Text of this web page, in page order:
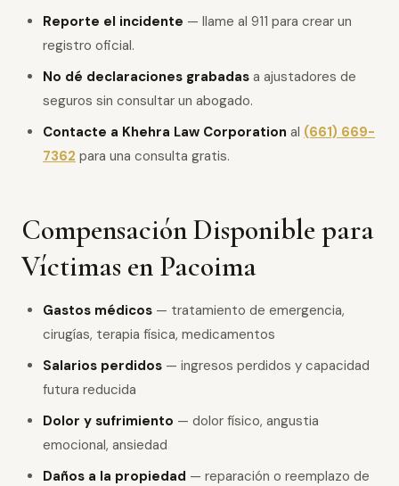
Reporte el incidente — llame al 911 para crear un
registro oficial.
No dé declaraciones grabadas a ajustadores de
seguros sin consultar un abogado.
Contacte a Khehra Law Corporation al (661) 669-
7362 para una consulta gratis.
Compensación Disponible para
Víctimas en Pacoima
Gastos médicos — tratamiento de emergencia,
cirugías, terapia física, medicamentos
Salarios perdidos — ingresos perdidos y capacidad
futura reducida
Dolor y sufrimiento — dolor físico, angustia
emocional, ansiedad
Daños a la propiedad — reparación o reemplazo de